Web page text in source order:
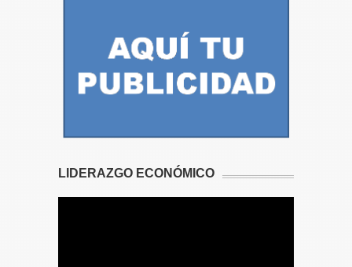
LIDERAZGO ECONÓMICO